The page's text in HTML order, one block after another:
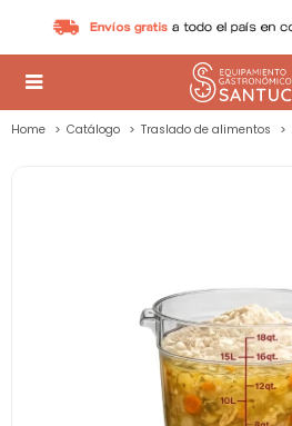

Home Catálogo Traslado de alimentos